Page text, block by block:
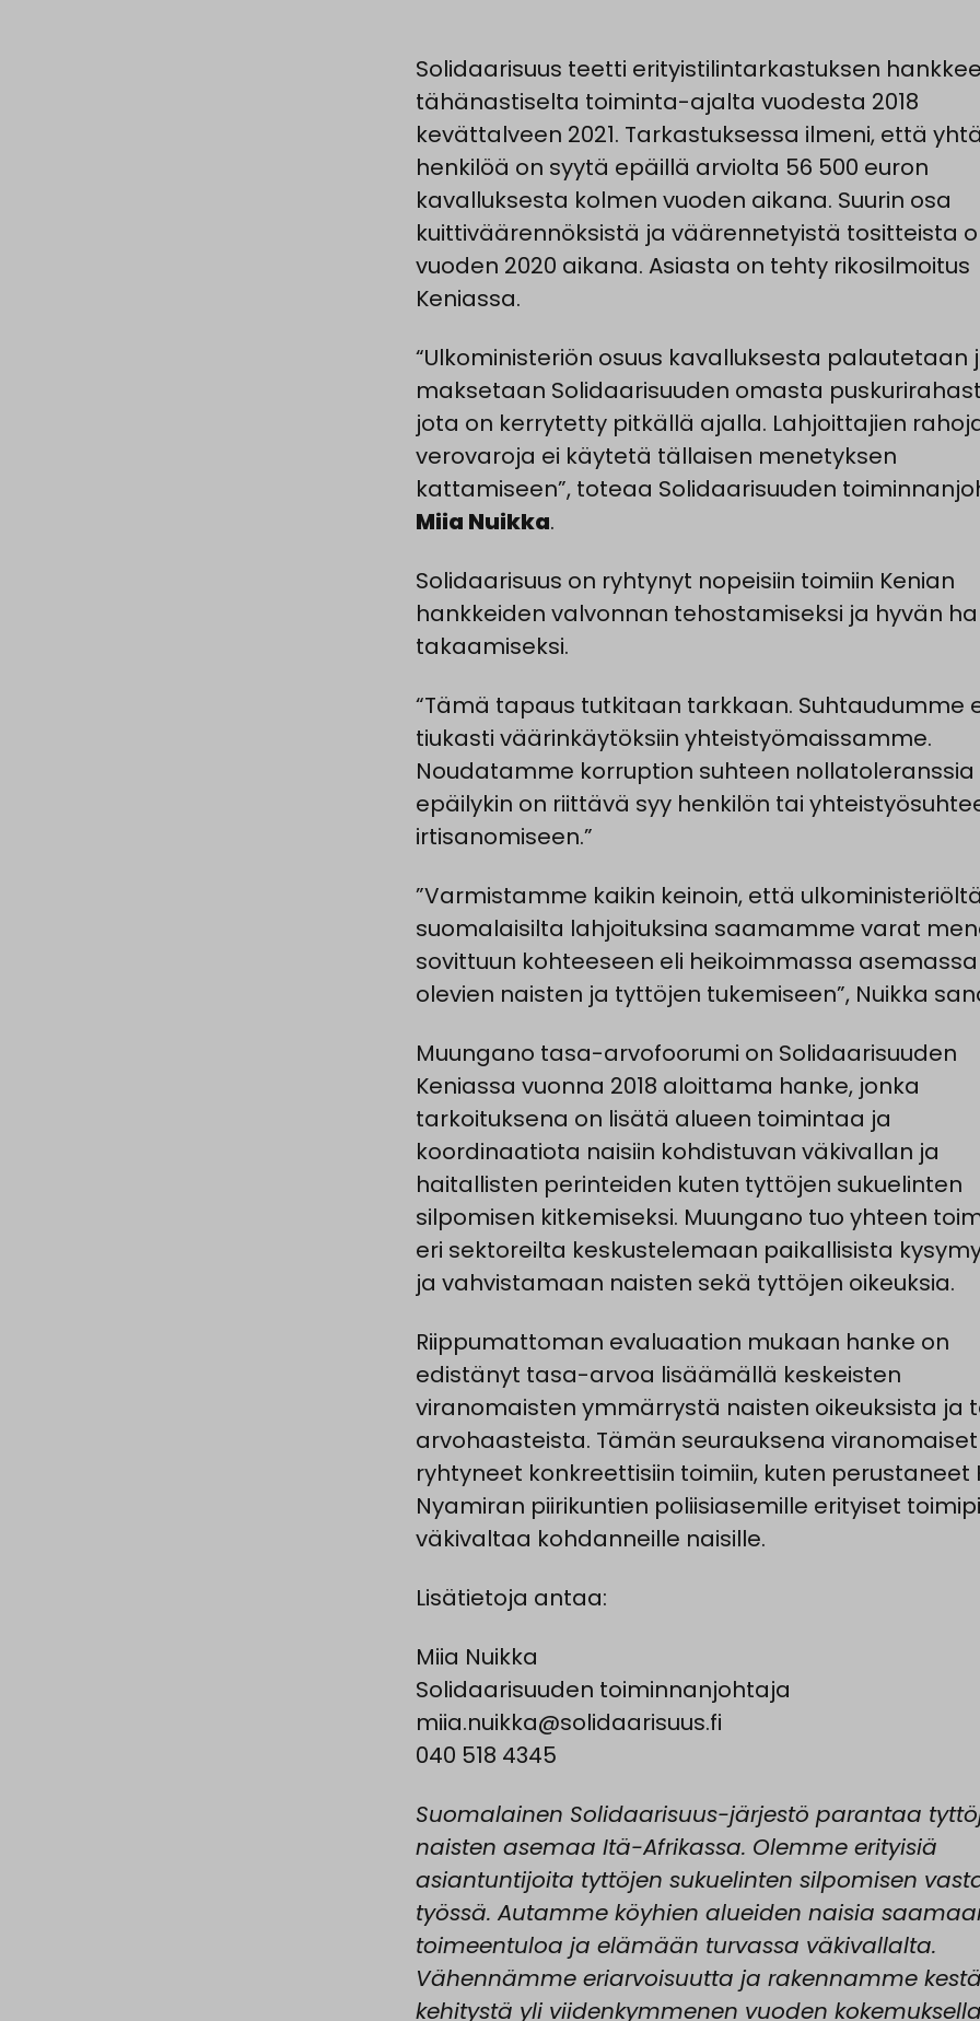
Solidaarisuus teetti erityistilintarkastuksen
tähänastiselta toiminta-ajalta vuodesta 2018
kevättalveen 2021. Tarkastuksessa ilmeni, että
henkilöä on syytä epäillä arviolta 56 500 euron
kavalluksesta kolmen vuoden aikana. Suurin osa
kuittiväärennöksistä ja väärennetyistä tositteista
vuoden 2020 aikana. Asiasta on tehty rikosilmoitus
Keniassa.
“Ulkoministeriön osuus kavalluksesta palautetaan
maksetaan Solidaarisuuden omasta
jota on kerrytetty pitkällä ajalla. Lahjoittajien
verovaroja ei käytetä tällaisen menetyksen
kattamiseen”, toteaa Solidaarisuuden
Miia Nuikka.
Solidaarisuus on ryhtynyt nopeisiin toimiin Kenian
hankkeiden valvonnan tehostamiseksi ja hyvän
takaamiseksi.
“Tämä tapaus tutkitaan tarkkaan. Suhtaudumme
tiukasti väärinkäytöksiin yhteistyömaissamme.
Noudatamme korruption suhteen nollatoleranssia
epäilykin on riittävä syy henkilön tai
irtisanomiseen.”
”Varmistamme kaikin keinoin, että
suomalaisilta lahjoituksina saamamme varat
sovittuun kohteeseen eli heikoimmassa asemassa
olevien naisten ja tyttöjen tukemiseen”, Nuikka
Muungano tasa-arvofoorumi on Solidaarisuuden
Keniassa vuonna 2018 aloittama hanke, jonka
tarkoituksena on lisätä alueen toimintaa ja
koordinaatiota naisiin kohdistuvan väkivallan ja
haitallisten perinteiden kuten tyttöjen sukuelinten
silpomisen kitkemiseksi. Muungano tuo yhteen
eri sektoreilta keskustelemaan paikallisista
ja vahvistamaan naisten sekä tyttöjen oikeuksia.
Riippumattoman evaluaation mukaan hanke on
edistänyt tasa-arvoa lisäämällä keskeisten
viranomaisten ymmärrystä naisten oikeuksista ja
arvohaasteista. Tämän seurauksena
ryhtyneet konkreettisiin toimiin, kuten perustaneet
Nyamiran piirikuntien poliisiasemille erityiset
väkivaltaa kohdanneille naisille.
Lisätietoja antaa:
Miia Nuikka
Solidaarisuuden toiminnanjohtaja
miia.nuikka@solidaarisuus.fi
040 518 4345
Suomalainen Solidaarisuus-järjestö parantaa
naisten asemaa Itä-Afrikassa. Olemme erityisiä
asiantuntijoita tyttöjen sukuelinten silpomisen
työssä. Autamme köyhien alueiden naisia
toimeentuloa ja elämään turvassa väkivallalta.
Vähennämme eriarvoisuutta ja rakennamme
kehitystä yli viidenkymmenen vuoden